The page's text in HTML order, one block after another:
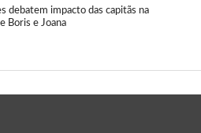
debatem impacto das capitãs na
Boris e Joana